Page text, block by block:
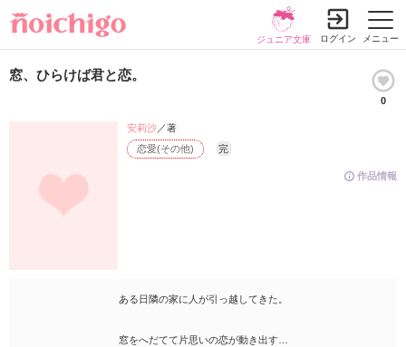
メニュー
ジュニア文庫 ログイン
窓、ひらけば君と恋。
0
作品情報
恋愛(その他) 完
安莉沙／著
ある日隣の家に人が引っ越してきた。
窓をへだてて片思いの恋が動き出す…